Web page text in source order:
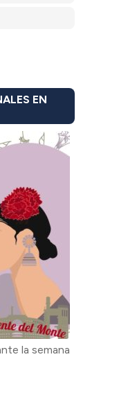
EN
la semana